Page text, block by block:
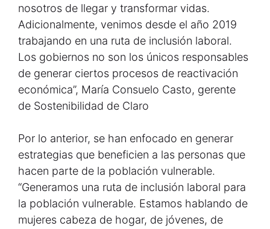
nosotros de llegar y transformar vidas.
Adicionalmente, venimos desde el año 2019
trabajando en una ruta de inclusión laboral.
Los gobiernos no son los únicos responsables
de generar ciertos procesos de reactivación
económica”, María Consuelo Casto, gerente
de Sostenibilidad de Claro
Por lo anterior, se han enfocado en generar
estrategias que beneficien a las personas que
hacen parte de la población vulnerable.
“Generamos una ruta de inclusión laboral para
la población vulnerable. Estamos hablando de
mujeres cabeza de hogar, de jóvenes, de